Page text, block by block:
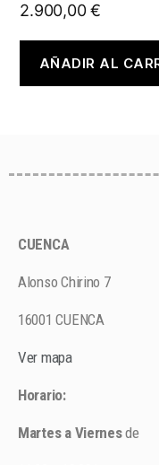
2.900,00€
AÑADIR AL
CUENCA
Alonso Chirino 7
16001 CUENCA
Ver mapa
Horario:
Martes a Viernesde